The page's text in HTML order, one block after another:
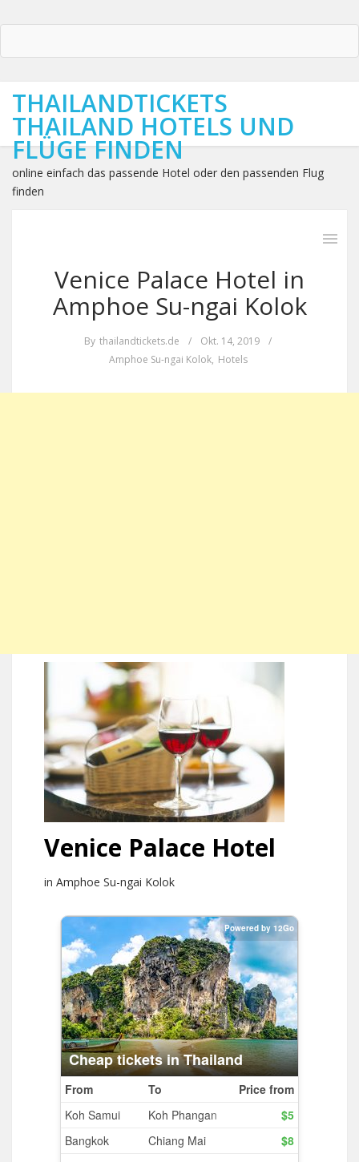
THAILANDTICKETS
THAILAND HOTELS UND
FLÜGE FINDEN
online einfach das passende Hotel oder den passenden Flug
finden
Venice Palace Hotel in
Amphoe Su-ngai Kolok
By thailandtickets.de / Okt. 14, 2019
/
Amphoe Su-ngai Kolok, Hotels
Venice Palace Hotel
in Amphoe Su-ngai Kolok